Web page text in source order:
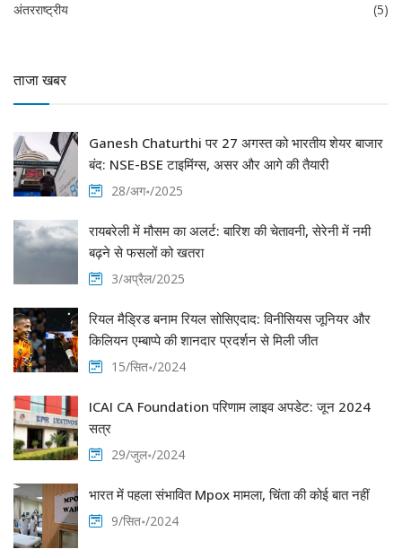
अंतरराष्ट्रीय (5)
ताजा खबर
Ganesh Chaturthi पर 27 अगस्त को भारतीय शेयर बाजार
बंद: NSE-BSE टाइमिंग्स, असर और आगे की तैयारी
28/अग॰/2025
रायबरेली में मौसम का अलर्ट: बारिश की चेतावनी, सेरेनी में नमी
बढ़ने से फसलों को खतरा
3/अप्रैल/2025
रियल मैड्रिड बनाम रियल सोसिएदाद: विनीसियस जूनियर और
किलियन एम्बाप्पे की शानदार प्रदर्शन से मिली जीत
15/सित॰/2024
ICAI CA Foundation परिणाम लाइव अपडेट: जून 2024
सत्र
29/जुल॰/2024
भारत में पहला संभावित Mpox मामला, चिंता की कोई बात नहीं
9/सित॰/2024